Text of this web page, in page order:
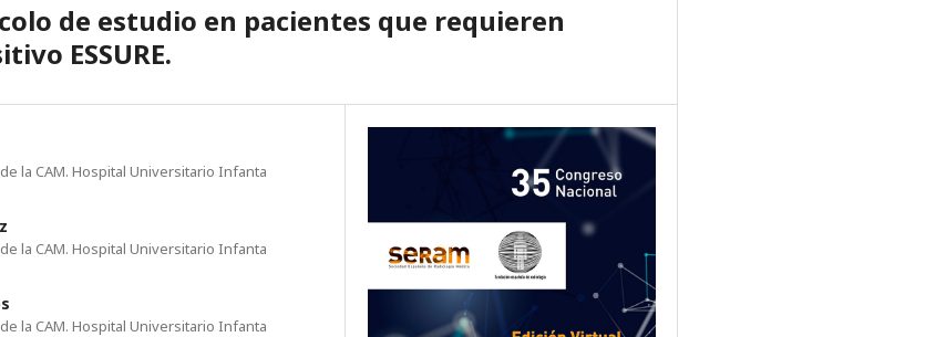
de estudio en pacientes que requieren
ESSURE.
la CAM. Hospital Universitario Infanta
la CAM. Hospital Universitario Infanta
la CAM. Hospital Universitario Infanta